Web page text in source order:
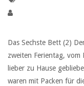
Das Sechste Bett (2)
zweiten Ferientag, vom
lieber zu Hause
waren mit Packen für